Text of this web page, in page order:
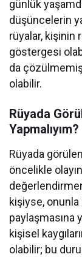
günlük
düşüncelerin
rüyalar, kişinin
göstergesi
da
olabilir.
Rüyada
Yapmalıyım?
Rüyada
öncelikle
kişiyse, onunla
paylaşmasına
kişisel
olabilir; bu